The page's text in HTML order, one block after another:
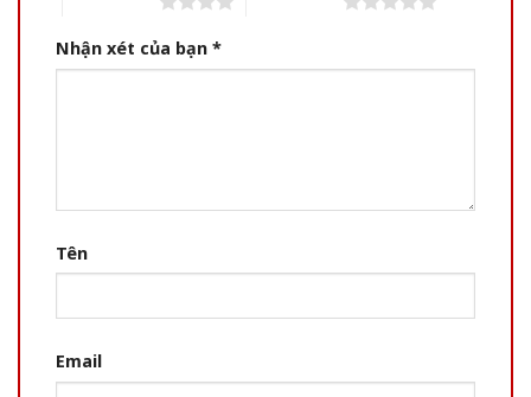
Nhận xét của bạn *
Tên
Email